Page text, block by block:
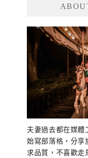
夫妻過去都在媒體
始寫部落格，分享
求品質，不喜歡走